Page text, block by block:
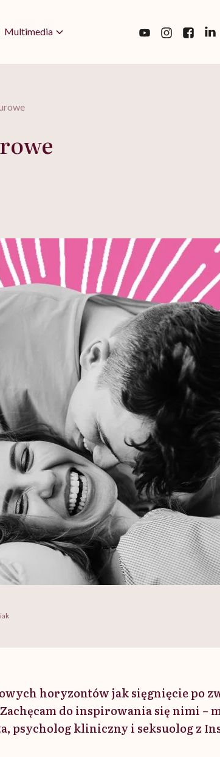
Multimedia
horyzontów jak sięgnięcie po
do inspirowania się nimi –
psycholog kliniczny i seksuolog z